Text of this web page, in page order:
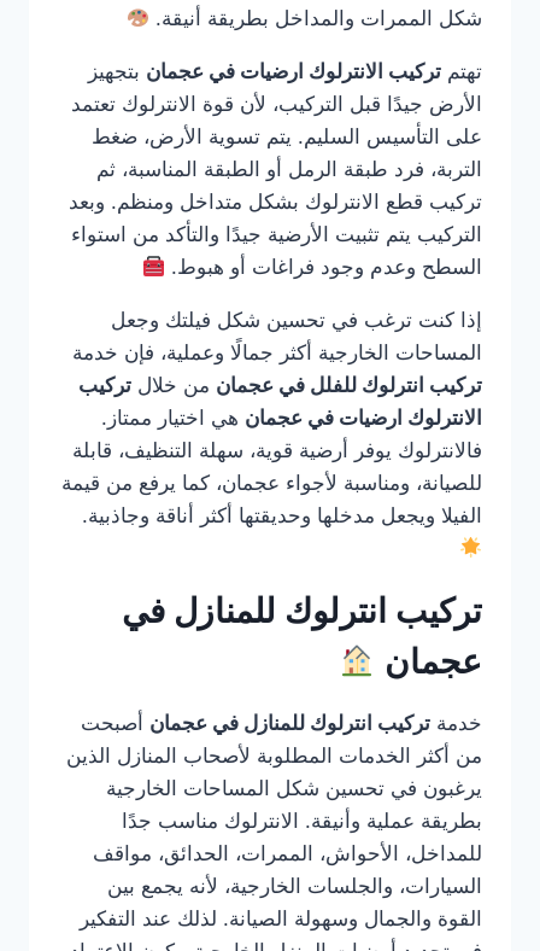
شكل الممرات والمداخل بطريقة أنيقة.
تهتم تركيب الانترلوك ارضيات في عجمان بتجهيز
الأرض جيدًا قبل التركيب، لأن قوة الانترلوك تعتمد
على التأسيس السليم. يتم تسوية الأرض، ضغط
التربة، فرد طبقة الرمل أو الطبقة المناسبة، ثم
تركيب قطع الانترلوك بشكل متداخل ومنظم. وبعد
التركيب يتم تثبيت الأرضية جيدًا والتأكد من استواء
السطح وعدم وجود فراغات أو هبوط.
إذا كنت ترغب في تحسين شكل فيلتك وجعل
المساحات الخارجية أكثر جمالًا وعملية، فإن خدمة
تركيب انترلوك للفلل في عجمان من خلال تركيب
الانترلوك ارضيات في عجمان هي اختيار ممتاز.
فالانترلوك يوفر أرضية قوية، سهلة التنظيف، قابلة
للصيانة، ومناسبة لأجواء عجمان، كما يرفع من قيمة
الفيلا ويجعل مدخلها وحديقتها أكثر أناقة وجاذبية.
تركيب انترلوك للمنازل في
عجمان
خدمة تركيب انترلوك للمنازل في عجمان أصبحت
من أكثر الخدمات المطلوبة لأصحاب المنازل الذين
يرغبون في تحسين شكل المساحات الخارجية
بطريقة عملية وأنيقة. الانترلوك مناسب جدًا
للمداخل، الأحواش، الممرات، الحدائق، مواقف
السيارات، والجلسات الخارجية، لأنه يجمع بين
القوة والجمال وسهولة الصيانة. لذلك عند التفكير